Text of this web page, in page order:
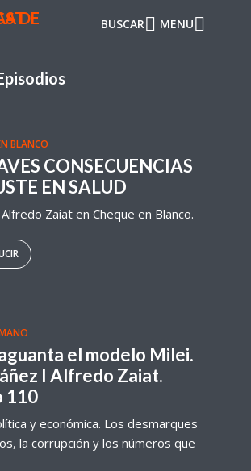
BUSCAR MENU
BLANCO
CONSECUENCIAS
EN SALUD
Zaiat en Cheque en Blanco.
el modelo Milei.
I Alfredo Zaiat.
110
y económica. Los desmarques
la corrupción y los números que